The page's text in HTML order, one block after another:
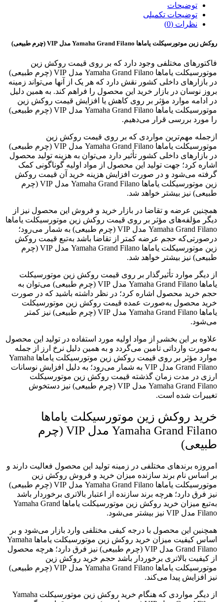
توضیحات
توضیحات تکمیلی
نظرات (0)
روکش زین موتورسیکلت یاماها Yamaha Grand Filano مدل VIP (چرم طبیعی)
فاکتور‌های مختلفی وجود دارد که بر روی قیمت روکش زین
موتورسیکلت یاماها Yamaha Grand Filano مدل VIP (چرم طبیعی)
در بازار‌های داخلی کشور نقش دارد که هر یک از آنها می‌تواند زمینه
بروز نوسان در بازار خرید این محصول را فراهم کند. به همین دلیل
در ادامه موارد مؤثر بر روی کاهش یا افزایش قیمت روکش زین
موتورسیکلت یاماها Yamaha Grand Filano مدل VIP (چرم طبیعی)
را مورد بررسی قرار می‌دهیم.
ازجمله مهم‌ترین مواردی که بر روی قیمت روکش زین
موتورسیکلت یاماها Yamaha Grand Filano مدل VIP (چرم طبیعی)
در بازار‌های داخلی کشور تأثیر دارد می‌توان به هزینه تولید محصول
اشاره کرد؛ جهت تولید این محصول از مواد اولیه گوناگونی کمک
گرفته می‌شود و در صورت افزایش هزینه خرید آن قیمت روکش
زین موتورسیکلت یاماها Yamaha Grand Filano مدل VIP (چرم
طبیعی) نیز بیشتر خواهد شد.
همچنین عرضه و تقاضا در بازار خرید و فروش این محصول نیز از
دیگر مؤلفه‌های مؤثر بر روی قیمت روکش زین موتورسیکلت یاماها
Yamaha Grand Filano مدل VIP (چرم طبیعی) به شمار می‌رود؛
درصورتی‌که حجم عرضه کمتر از تقاضا باشد به‌تبع قیمت روکش
زین موتورسیکلت یاماها Yamaha Grand Filano مدل VIP (چرم
طبیعی) نیز بیشتر خواهد شد.
از دیگر موارد تأثیرگذار بر روی قیمت روکش زین موتورسیکلت
یاماها Yamaha Grand Filano مدل VIP (چرم طبیعی) می‌توان به
حجم خرید محصول اشاره کرد؛ در نظر داشته باشید که در صورت
خرید محصول به‌صورت عمده قیمت روکش زین موتورسیکلت
یاماها Yamaha Grand Filano مدل VIP (چرم طبیعی) نیز کمتر
می‌شود.
علاوه بر این بخشی از مواد اولیه مورد استفاده در تولید این محصول
به‌صورت وارداتی تأمین می‌گردد و به همین دلیل نرخ ارز از جمله
موارد مؤثر بر روی قیمت روکش زین موتورسیکلت یاماها Yamaha
Grand Filano مدل VIP به شمار می‌رود؛ به دلیل افزایش نوسانات
ارزی در مدت زمان گذشته قیمت روکش زین موتورسیکلت
Yamaha Grand Filano مدل VIP (چرم طبیعی) نیز دستخوش
تغییرات شده است.
خرید روکش زین موتورسیکلت یاماها
Yamaha Grand Filano مدل VIP (چرم
طبیعی)
امروزه برند‌های مختلفی در زمینه تولید این محصول فعالیت دارند و
بر اساس نام برند سازنده میزان خرید و فروش روکش زین
موتورسیکلت یاماها Yamaha Grand Filano مدل VIP (چرم طبیعی)
نیز فرق دارد؛ هرچه برند سازنده از اعتبار بالا‌تری برخوردار باشد
به‌تبع میزان خرید روکش زین موتورسیکلت یاماها Yamaha Grand
Filano مدل VIP نیز بیشتر می‌شود.
همچنین این محصول با درجه کیفی مختلفی وارد بازار می‌شود و بر
اساس کیفیت میزان خرید روکش زین موتورسیکلت یاماها Yamaha
Grand Filano مدل VIP (چرم طبیعی) نیز فرق دارد؛ هرچه محصول
از کیفیت بالا‌تری برخوردار باشد حجم خرید روکش زین
موتورسیکلت یاماها Yamaha Grand Filano مدل VIP (چرم طبیعی)
نیز افزایش پیدا می‌کند.
از دیگر مواردی که هنگام خرید روکش زین موتورسیکلت Yamaha